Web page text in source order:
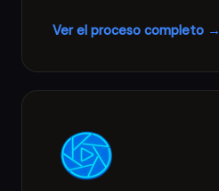
Ver el proceso completo →